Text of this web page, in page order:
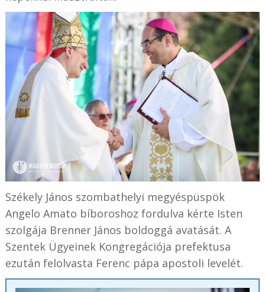
Székely János szombathelyi megyéspüspök
Angelo Amato bíboroshoz fordulva kérte Isten
szolgája Brenner János boldoggá avatását. A
Szentek Ügyeinek Kongregációja prefektusa
ezután felolvasta Ferenc pápa apostoli levelét.